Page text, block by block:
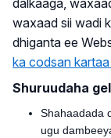
dalkaaga,
waxaad sii wadi
dhiganta ee
ka codsan
Shuruudaha
Shahaadada
ugu